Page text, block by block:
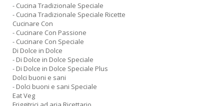
- Cucina Tradizionale Speciale
- Cucina Tradizionale Speciale Ricette
Cucinare Con
- Cucinare Con Passione
- Cucinare Con Speciale
Di Dolce in Dolce
- Di Dolce in Dolce Speciale
- Di Dolce in Dolce Speciale Plus
Dolci buoni e sani
- Dolci buoni e sani Speciale
Eat Veg